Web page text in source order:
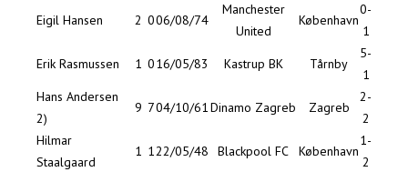
Eigil Hansen
2 006/08/74
Manchester
United
København
0-
1
Erik Rasmussen
1 016/05/83 Kastrup BK Tårnby
5-
1
Hans Andersen
2)
9 704/10/61Dinamo Zagreb Zagreb
2-
2
Hilmar
Staalgaard
1 122/05/48 Blackpool FC København
1-
2